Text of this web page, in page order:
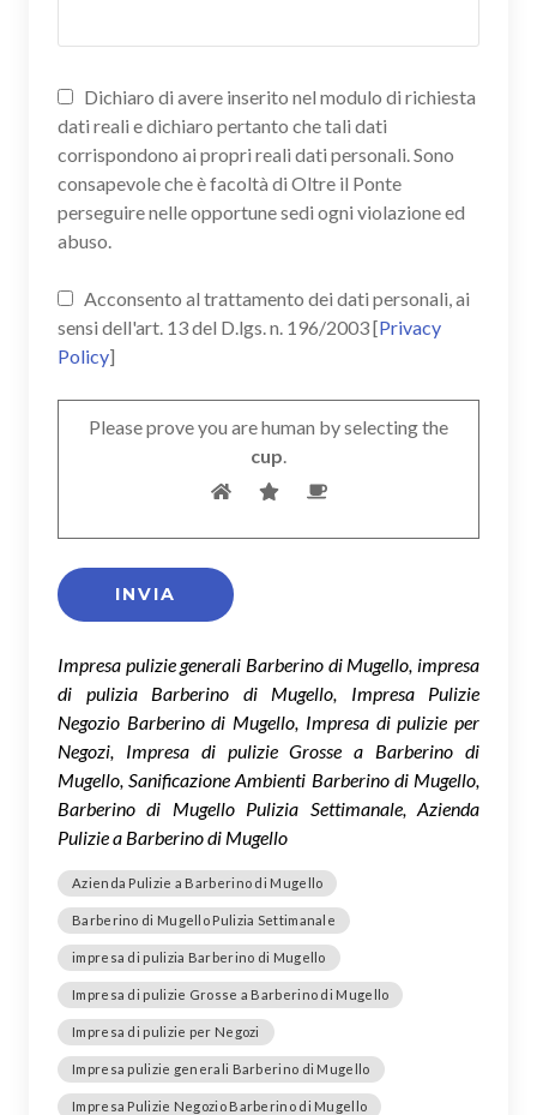
Dichiaro di avere inserito nel modulo di richiesta
dati reali e dichiaro pertanto che tali dati
corrispondono ai propri reali dati personali. Sono
consapevole che è facoltà di Oltre il Ponte
perseguire nelle opportune sedi ogni violazione ed
abuso.
Acconsento al trattamento dei dati personali, ai
sensi dell'art. 13 del D.lgs. n. 196/2003 [Privacy
Policy]
Please prove you are human by selecting the
cup.
Impresa pulizie generali Barberino di Mugello, impresa
di pulizia Barberino di Mugello, Impresa Pulizie
Negozio Barberino di Mugello, Impresa di pulizie per
Negozi, Impresa di pulizie Grosse a Barberino di
Mugello, Sanificazione Ambienti Barberino di Mugello,
Barberino di Mugello Pulizia Settimanale, Azienda
Pulizie a Barberino di Mugello
Azienda Pulizie a Barberino di Mugello
Barberino di Mugello Pulizia Settimanale
impresa di pulizia Barberino di Mugello
Impresa di pulizie Grosse a Barberino di Mugello
Impresa di pulizie per Negozi
Impresa pulizie generali Barberino di Mugello
Impresa Pulizie Negozio Barberino di Mugello